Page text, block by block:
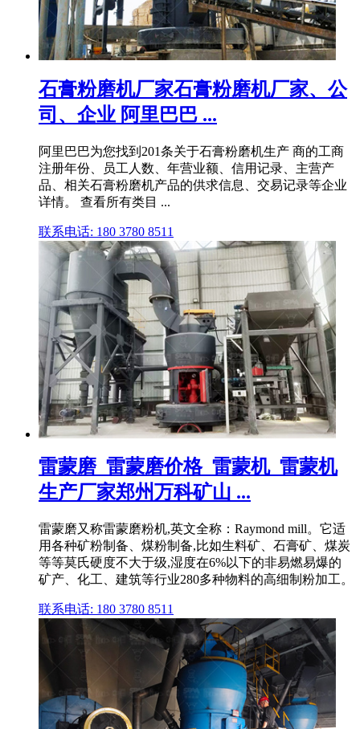
石膏粉磨机厂家石膏粉磨机厂家、公
司、企业 阿里巴巴 ...
阿里巴巴为您找到201条关于石膏粉磨机生产 商的工商
注册年份、员工人数、年营业额、信用记录、主营产
品、相关石膏粉磨机产品的供求信息、交易记录等企业
详情。 查看所有类目 ...
联系电话: 180 3780 8511
雷蒙磨_雷蒙磨价格_雷蒙机_雷蒙机
生产厂家郑州万科矿山 ...
雷蒙磨又称雷蒙磨粉机,英文全称：Raymond mill。它适
用各种矿粉制备、煤粉制备,比如生料矿、石膏矿、煤炭
等等莫氏硬度不大于级,湿度在6%以下的非易燃易爆的
矿产、化工、建筑等行业280多种物料的高细制粉加工。
联系电话: 180 3780 8511